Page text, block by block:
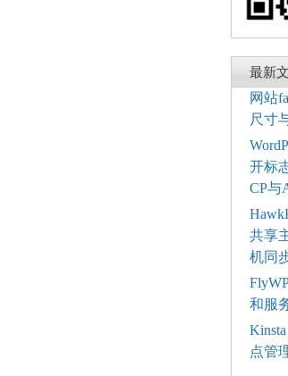
最新
网站
尺寸
开标
CP与
共享
机同
和服
点管